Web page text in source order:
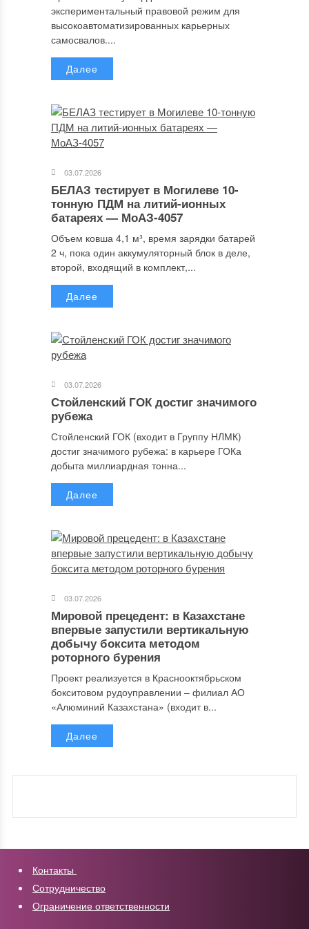
экспериментальный правовой режим для
высокоавтоматизированных карьерных
самосвалов....
Далее
03.07.2026
БЕЛАЗ тестирует в Могилеве 10-
тонную ПДМ на литий-ионных
батареях — МоАЗ-4057
Объем ковша 4,1 м³, время зарядки батарей
2 ч, пока один аккумуляторный блок в деле,
второй, входящий в комплект,...
Далее
03.07.2026
Стойленский ГОК достиг значимого
рубежа
Стойленский ГОК (входит в Группу НЛМК)
достиг значимого рубежа: в карьере ГОКа
добыта миллиардная тонна...
Далее
03.07.2026
Мировой прецедент: в Казахстане
впервые запустили вертикальную
добычу боксита методом
роторного бурения
Проект реализуется в Краснооктябрьском
бокситовом рудоуправлении – филиал АО
«Алюминий Казахстана» (входит в...
Далее
Контакты
Сотрудничество
Ограничение ответственности